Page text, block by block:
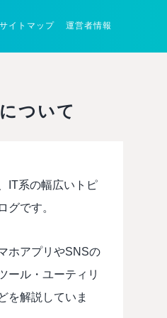
サイトマップ 運営者情報
ついて
IT系の幅広いトピ
グです。
ホアプリやSNSの
ール・ユーティリ
を解説していま